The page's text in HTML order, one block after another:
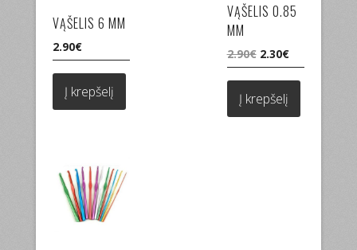
VĄŠELIS 6 MM
2.90€
Į krepšelį
VĄŠELIS 0.85
MM
2.90€ Original
price
was:
2.90€.
2.30€Current
price
is:
Į krepšelį